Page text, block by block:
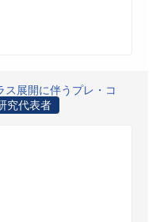
ス展開に伴うプレ・コ
究代表者